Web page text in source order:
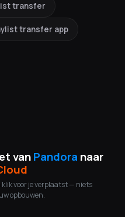
transfer
transfer app
vanPandora naar
klik voor je verplaatst — niets
opbouwen.